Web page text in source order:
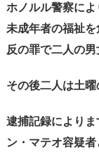
ホノルル警察によ
未成年者の福祉
反の罪で二人の男
その後二人は土
逮捕記録により
ン・マテオ容疑